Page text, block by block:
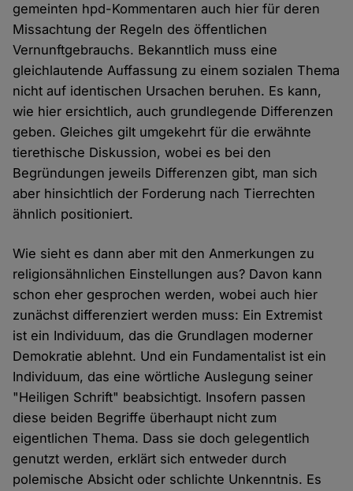
gemeinten hpd-Kommentaren auch hier für deren
Missachtung der Regeln des öffentlichen
Vernunftgebrauchs. Bekanntlich muss eine
gleichlautende Auffassung zu einem sozialen Thema
nicht auf identischen Ursachen beruhen. Es kann,
wie hier ersichtlich, auch grundlegende Differenzen
geben. Gleiches gilt umgekehrt für die erwähnte
tierethische Diskussion, wobei es bei den
Begründungen jeweils Differenzen gibt, man sich
aber hinsichtlich der Forderung nach Tierrechten
ähnlich positioniert.
Wie sieht es dann aber mit den Anmerkungen zu
religionsähnlichen Einstellungen aus? Davon kann
schon eher gesprochen werden, wobei auch hier
zunächst differenziert werden muss: Ein Extremist
ist ein Individuum, das die Grundlagen moderner
Demokratie ablehnt. Und ein Fundamentalist ist ein
Individuum, das eine wörtliche Auslegung seiner
"Heiligen Schrift" beabsichtigt. Insofern passen
diese beiden Begriffe überhaupt nicht zum
eigentlichen Thema. Dass sie doch gelegentlich
genutzt werden, erklärt sich entweder durch
polemische Absicht oder schlichte Unkenntnis. Es